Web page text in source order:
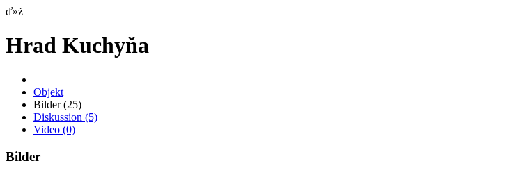
ď»ż
Hrad Kuchyňa
Objekt
Bilder(25)
Diskussion (5)
Video (0)
Bilder